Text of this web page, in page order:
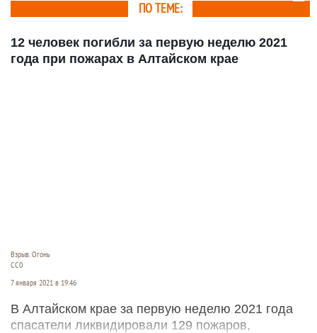
ПО ТЕМЕ:
12 человек погибли за первую неделю 2021
года при пожарах в Алтайском крае
Взрыв. Огонь
СС0
7 января 2021 в 19:46
В Алтайском крае за первую неделю 2021 года
спасатели ликвидировали 129 пожаров,